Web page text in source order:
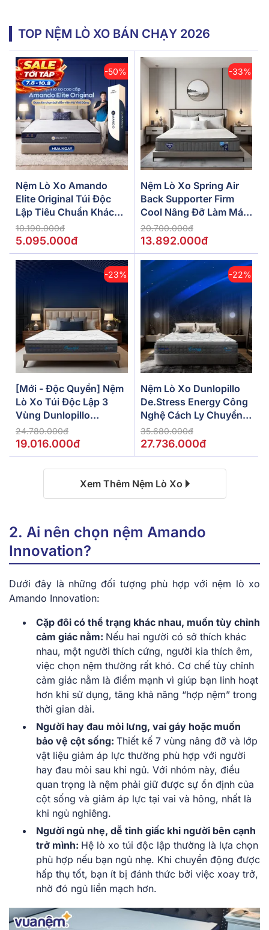
TOP NỆM LÒ XO BÁN CHẠY 2026
-50%
Nệm Lò Xo Amando
Elite Original Túi Độc
Lập Tiêu Chuẩn Khách
Sạn 5 Sao Dày 23cm
10.190.000đ
5.095.000đ
-33%
Nệm Lò Xo Spring Air
Back Supporter Firm
Cool Nâng Đỡ Làm Mát
Dày 26cm
20.700.000đ
13.892.000đ
-23%
[Mới - Độc Quyền] Nệm
Lò Xo Túi Độc Lập 3
Vùng Dunlopillo
De.Stress Powerful
24.780.000đ
19.016.000đ
-22%
Nệm Lò Xo Dunlopillo
De.Stress Energy Công
Nghệ Cách Ly Chuyển
Động
35.680.000đ
27.736.000đ
Xem Thêm Nệm Lò Xo
2. Ai nên chọn nệm Amando
Innovation?
Dưới đây là những đối tượng phù hợp với nệm lò xo
Amando Innovation:
Cặp đôi có thể trạng khác nhau, muốn tùy chỉnh
cảm giác nằm: Nếu hai người có sở thích khác
nhau, một người thích cứng, người kia thích êm,
việc chọn nệm thường rất khó. Cơ chế tùy chỉnh
cảm giác nằm là điểm mạnh vì giúp bạn linh hoạt
hơn khi sử dụng, tăng khả năng “hợp nệm” trong
thời gian dài.
Người hay đau mỏi lưng, vai gáy hoặc muốn
bảo vệ cột sống: Thiết kế 7 vùng nâng đỡ và lớp
vật liệu giảm áp lực thường phù hợp với người
hay đau mỏi sau khi ngủ. Với nhóm này, điều
quan trọng là nệm phải giữ được sự ổn định của
cột sống và giảm áp lực tại vai và hông, nhất là
khi ngủ nghiêng.
Người ngủ nhẹ, dễ tỉnh giấc khi người bên cạnh
trở mình: Hệ lò xo túi độc lập thường là lựa chọn
phù hợp nếu bạn ngủ nhẹ. Khi chuyển động được
hấp thụ tốt, bạn ít bị đánh thức bởi việc xoay trở,
nhờ đó ngủ liền mạch hơn.